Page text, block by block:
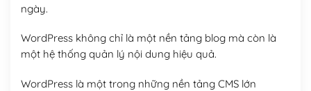
ngày.
WordPress không chỉ là một nền tảng blog mà còn là
một hệ thống quản lý nội dung hiệu quả.
WordPress là một trong những nền tảng CMS lớn